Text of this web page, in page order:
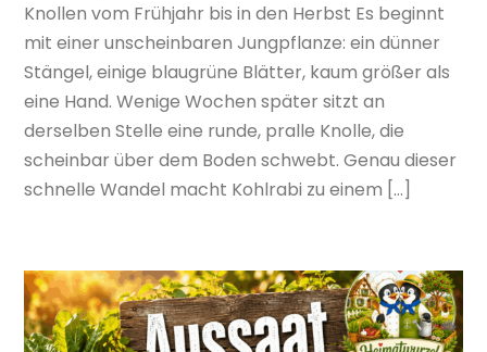
Knollen vom Frühjahr bis in den Herbst Es beginnt
mit einer unscheinbaren Jungpflanze: ein dünner
Stängel, einige blaugrüne Blätter, kaum größer als
eine Hand. Wenige Wochen später sitzt an
derselben Stelle eine runde, pralle Knolle, die
scheinbar über dem Boden schwebt. Genau dieser
schnelle Wandel macht Kohlrabi zu einem […]